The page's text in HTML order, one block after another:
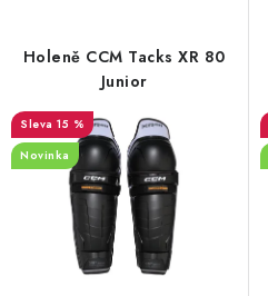
Holeně CCM Tacks XR 80
Junior
15 %
Novinka